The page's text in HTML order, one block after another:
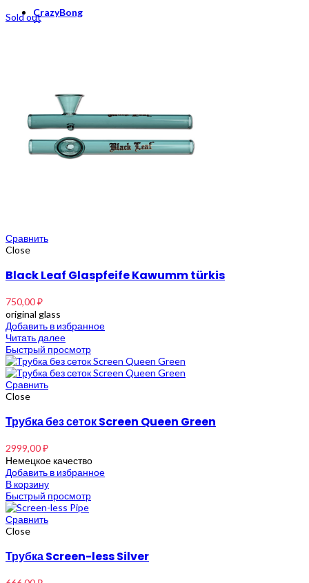
CrazyBong
О нас
Sold out
Сравнить
Close
Black Leaf Glaspfeife Kawumm türkis
750,00₽
original glass
Добавить в избранное
Читать далее
Быстрый просмотр
Сравнить
Close
Трубка без сеток Screen Queen Green
2999,00₽
Немецкое качество
Добавить в избранное
В корзину
Быстрый просмотр
Сравнить
Close
Трубка Screen-less Silver